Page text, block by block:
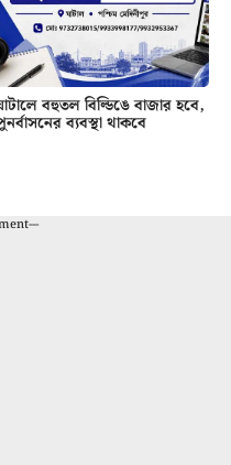
বহুতল বিল্ডিঙে বাজার হবে,
ব্যবস্থা থাকবে